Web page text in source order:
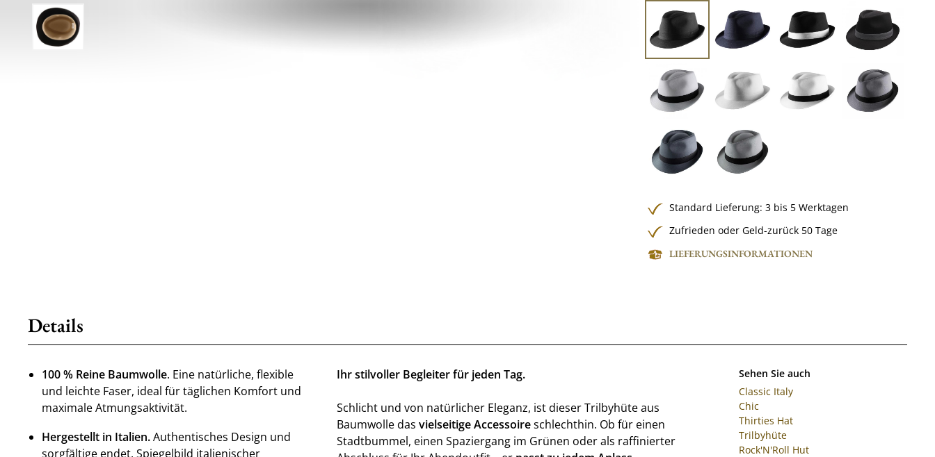
Standard Lieferung: 3 bis 5 Werktagen
Zufrieden oder Geld-zurück 50 Tage
LIEFERUNGSINFORMATIONEN
Details
100 % Reine Baumwolle. Eine natürliche, flexible
und leichte Faser, ideal für täglichen Komfort und
maximale Atmungsaktivität.
Hergestellt in Italien.Authentisches Design und
sorgfältige endet, Spiegelbild italienischer
Ihr stilvoller Begleiter für jeden Tag.
Schlicht und von natürlicher Eleganz, ist dieser Trilbyhüte aus
Baumwolle das vielseitige Accessoireschlechthin. Ob für einen
Stadtbummel, einen Spaziergang im Grünen oder als raffinierter
Sehen Sie auch
Classic Italy
Chic
Thirties Hat
Trilbyhüte
Rock'N'Roll Hut